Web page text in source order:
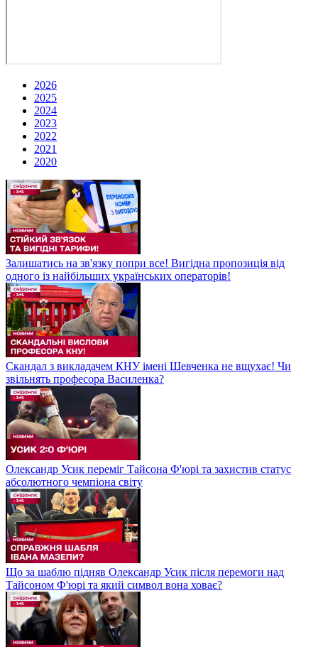
2026
2025
2024
2023
2022
2021
2020
Залишатись на зв'язку попри все! Вигідна пропозиція від
одного із найбільших українських операторів!
Скандал з викладачем КНУ імені Шевченка не вщухає! Чи
звільнять професора Василенка?
Олександр Усик переміг Тайсона Ф'юрі та захистив статус
абсолютного чемпіона світу
Що за шаблю підняв Олександр Усик після перемоги над
Тайсоном Ф'юрі та який символ вона ховає?